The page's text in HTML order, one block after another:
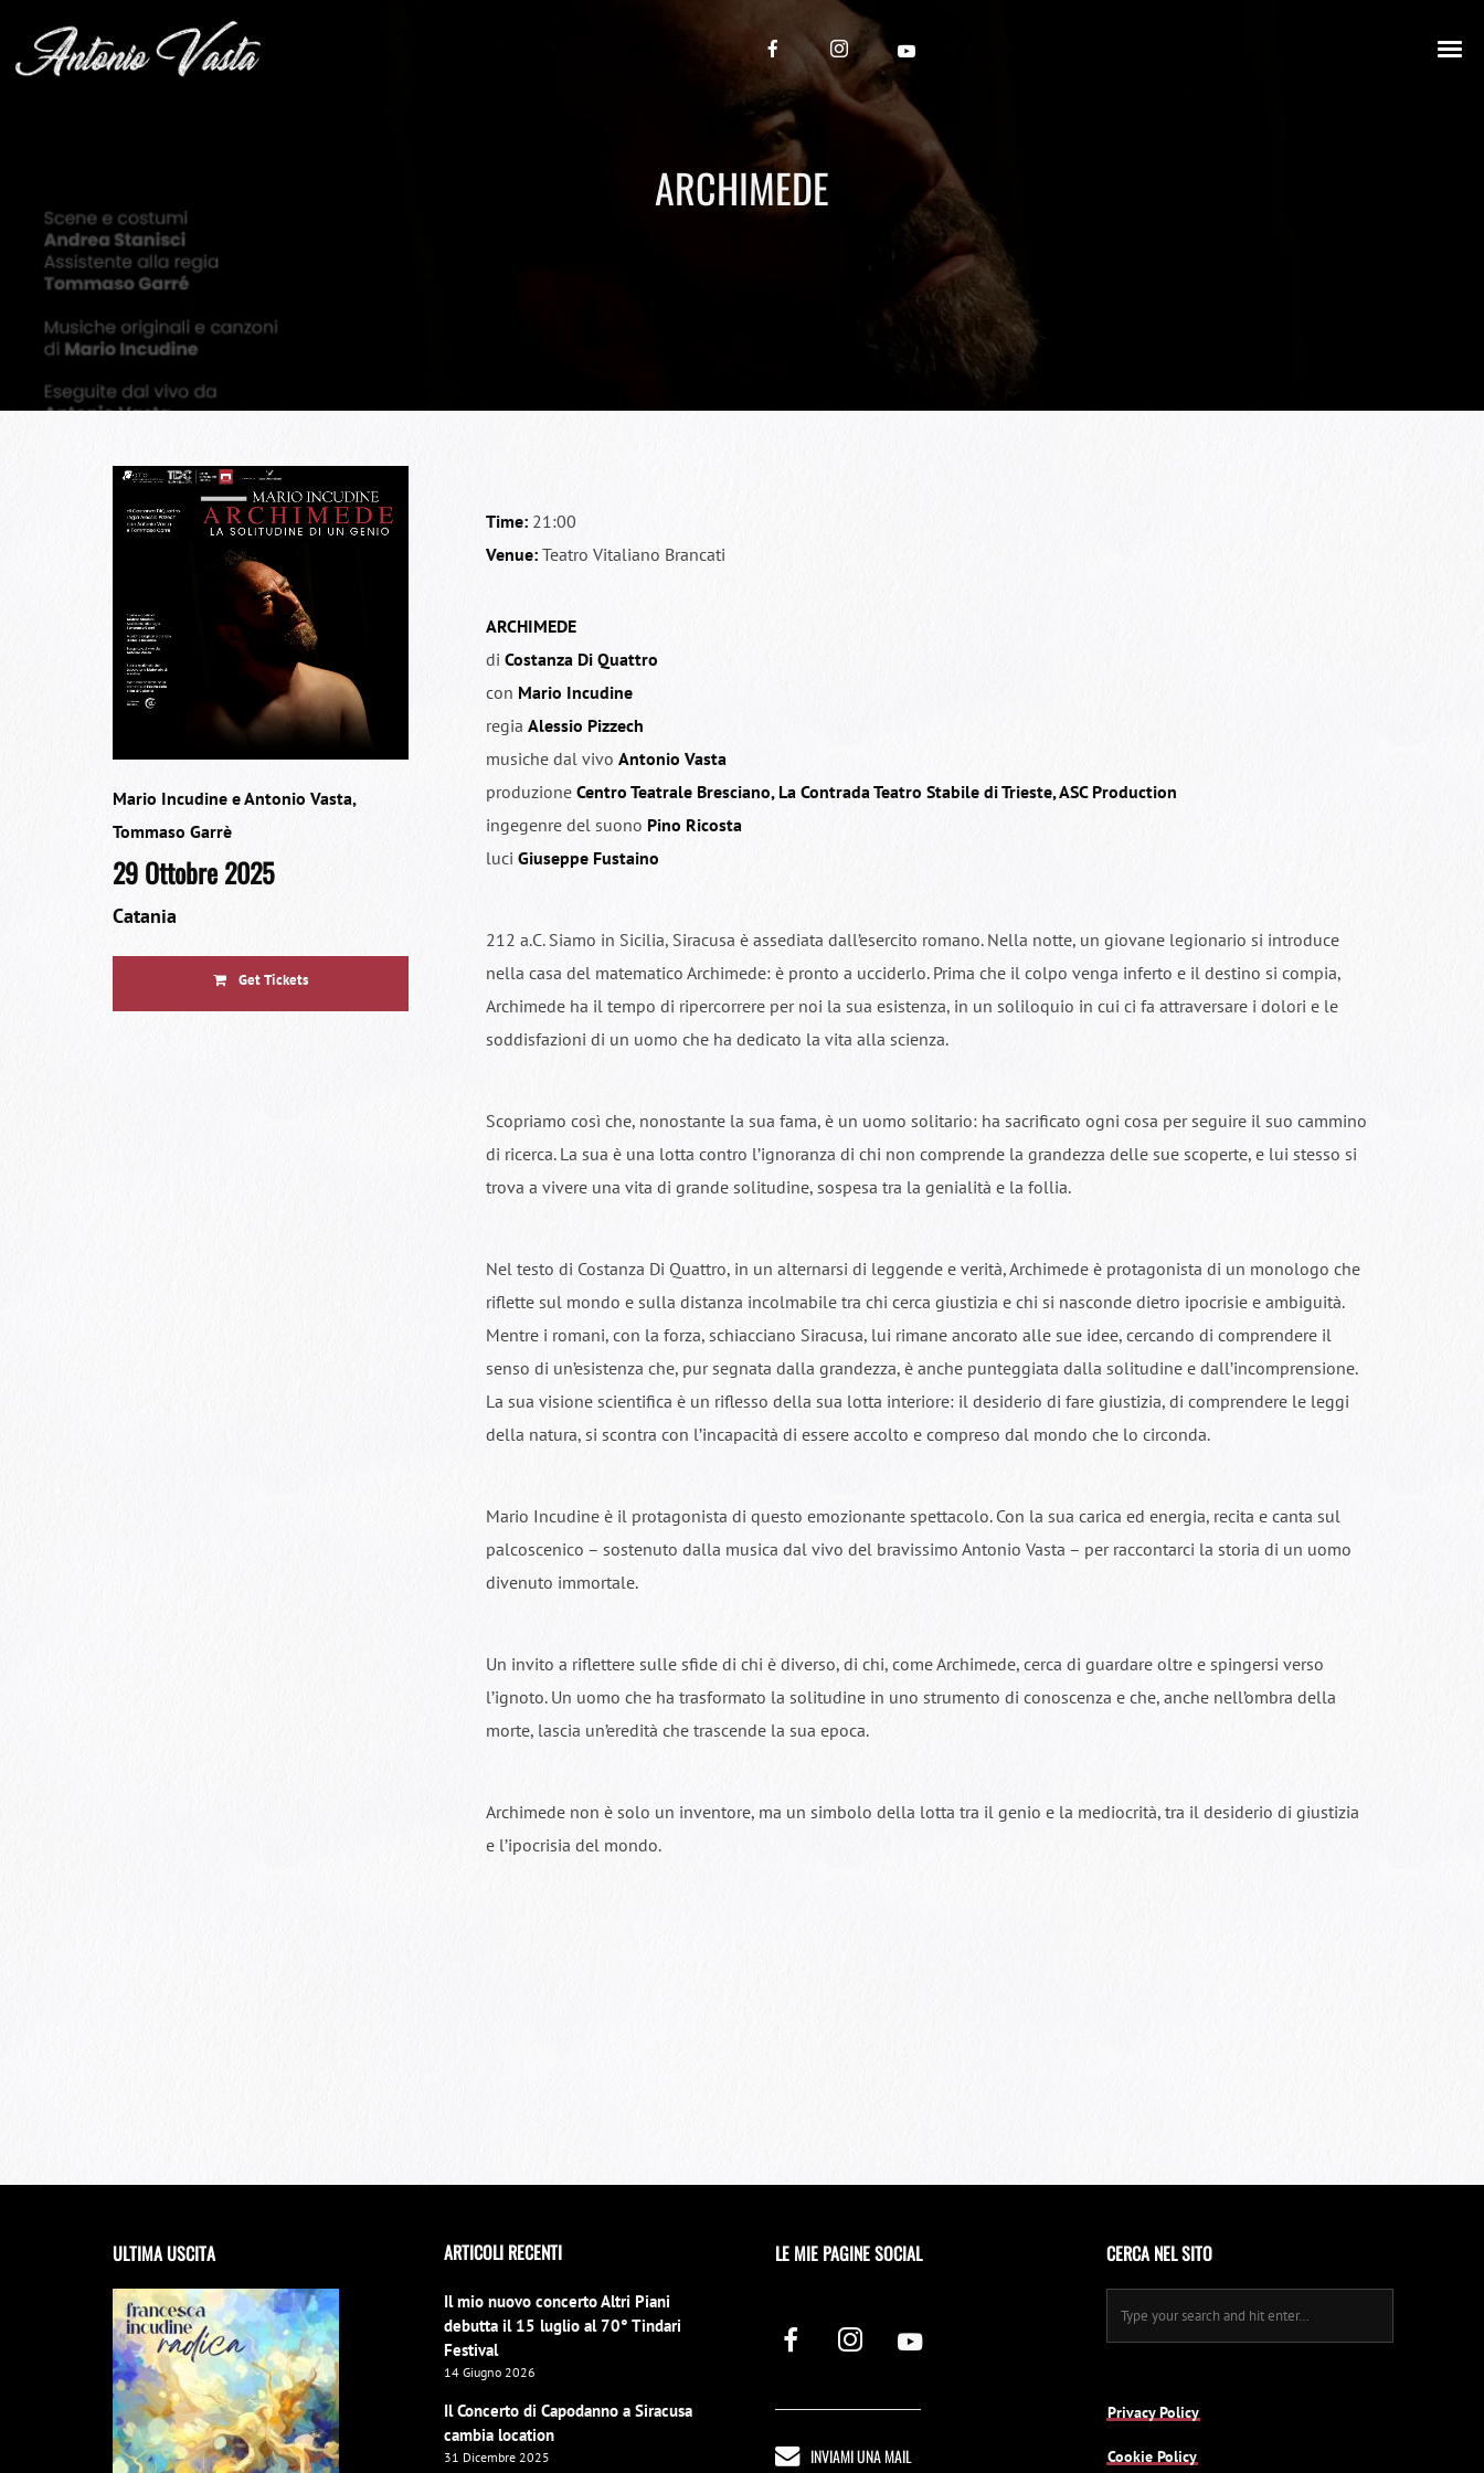
ARCHIMEDE
Mario Incudine e Antonio Vasta,
Tommaso Garrè
29 Ottobre 2025
Catania
Get Tickets
Time:21:00
Venue:Teatro Vitaliano Brancati
ARCHIMEDE
di Costanza Di Quattro
con Mario Incudine
regia Alessio Pizzech
musiche dal vivo Antonio Vasta
produzione Centro Teatrale Bresciano, La Contrada Teatro Stabile di Trieste, ASC Production
ingegenre del suono Pino Ricosta
luci Giuseppe Fustaino
212 a.C. Siamo in Sicilia, Siracusa è assediata dall’esercito romano. Nella notte, un giovane legionario si introduce
nella casa del matematico Archimede: è pronto a ucciderlo. Prima che il colpo venga inferto e il destino si compia,
Archimede ha il tempo di ripercorrere per noi la sua esistenza, in un soliloquio in cui ci fa attraversare i dolori e le
soddisfazioni di un uomo che ha dedicato la vita alla scienza.
Scopriamo così che, nonostante la sua fama, è un uomo solitario: ha sacrificato ogni cosa per seguire il suo cammino
di ricerca. La sua è una lotta contro l’ignoranza di chi non comprende la grandezza delle sue scoperte, e lui stesso si
trova a vivere una vita di grande solitudine, sospesa tra la genialità e la follia.
Nel testo di Costanza Di Quattro, in un alternarsi di leggende e verità, Archimede è protagonista di un monologo che
riflette sul mondo e sulla distanza incolmabile tra chi cerca giustizia e chi si nasconde dietro ipocrisie e ambiguità.
Mentre i romani, con la forza, schiacciano Siracusa, lui rimane ancorato alle sue idee, cercando di comprendere il
senso di un’esistenza che, pur segnata dalla grandezza, è anche punteggiata dalla solitudine e dall’incomprensione.
La sua visione scientifica è un riflesso della sua lotta interiore: il desiderio di fare giustizia, di comprendere le leggi
della natura, si scontra con l’incapacità di essere accolto e compreso dal mondo che lo circonda.
Mario Incudine è il protagonista di questo emozionante spettacolo. Con la sua carica ed energia, recita e canta sul
palcoscenico – sostenuto dalla musica dal vivo del bravissimo Antonio Vasta – per raccontarci la storia di un uomo
divenuto immortale.
Un invito a riflettere sulle sfide di chi è diverso, di chi, come Archimede, cerca di guardare oltre e spingersi verso
l’ignoto. Un uomo che ha trasformato la solitudine in uno strumento di conoscenza e che, anche nell’ombra della
morte, lascia un’eredità che trascende la sua epoca.
Archimede non è solo un inventore, ma un simbolo della lotta tra il genio e la mediocrità, tra il desiderio di giustizia
e l’ipocrisia del mondo.
ULTIMA USCITA
FRANCESCA INCUDINE –
RADICA
ARTICOLI RECENTI
Il mio nuovo concerto Altri Piani
debutta il 15 luglio al 70° Tindari
Festival
14 Giugno 2026
Il Concerto di Capodanno a Siracusa
cambia location
31 Dicembre 2025
LE MIE PAGINE SOCIAL
INVIAMI UNA MAIL
CERCA NEL SITO
Privacy Policy
Cookie Policy